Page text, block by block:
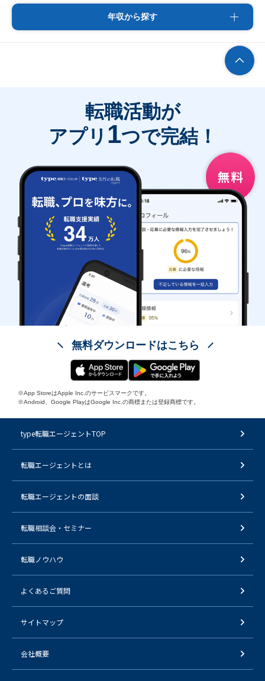
年収から探す
転職活動が
アプリ 1つで完結！
無料ダウンロードはこちら
※App StoreはApple Inc.のサービスマークです。
※Android、Google PlayはGoogle Inc.の商標または登録商標です。
type転職エージェントTOP
転職エージェントとは
転職エージェントの面談
転職相談会・セミナー
転職ノウハウ
よくあるご質問
サイトマップ
会社概要